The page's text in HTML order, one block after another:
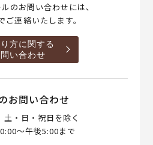
のお問い合わせには、
ご連絡いたします。
方に関する
い合わせ
お問い合わせ
土・日・祝日を除く
～午後5:00まで